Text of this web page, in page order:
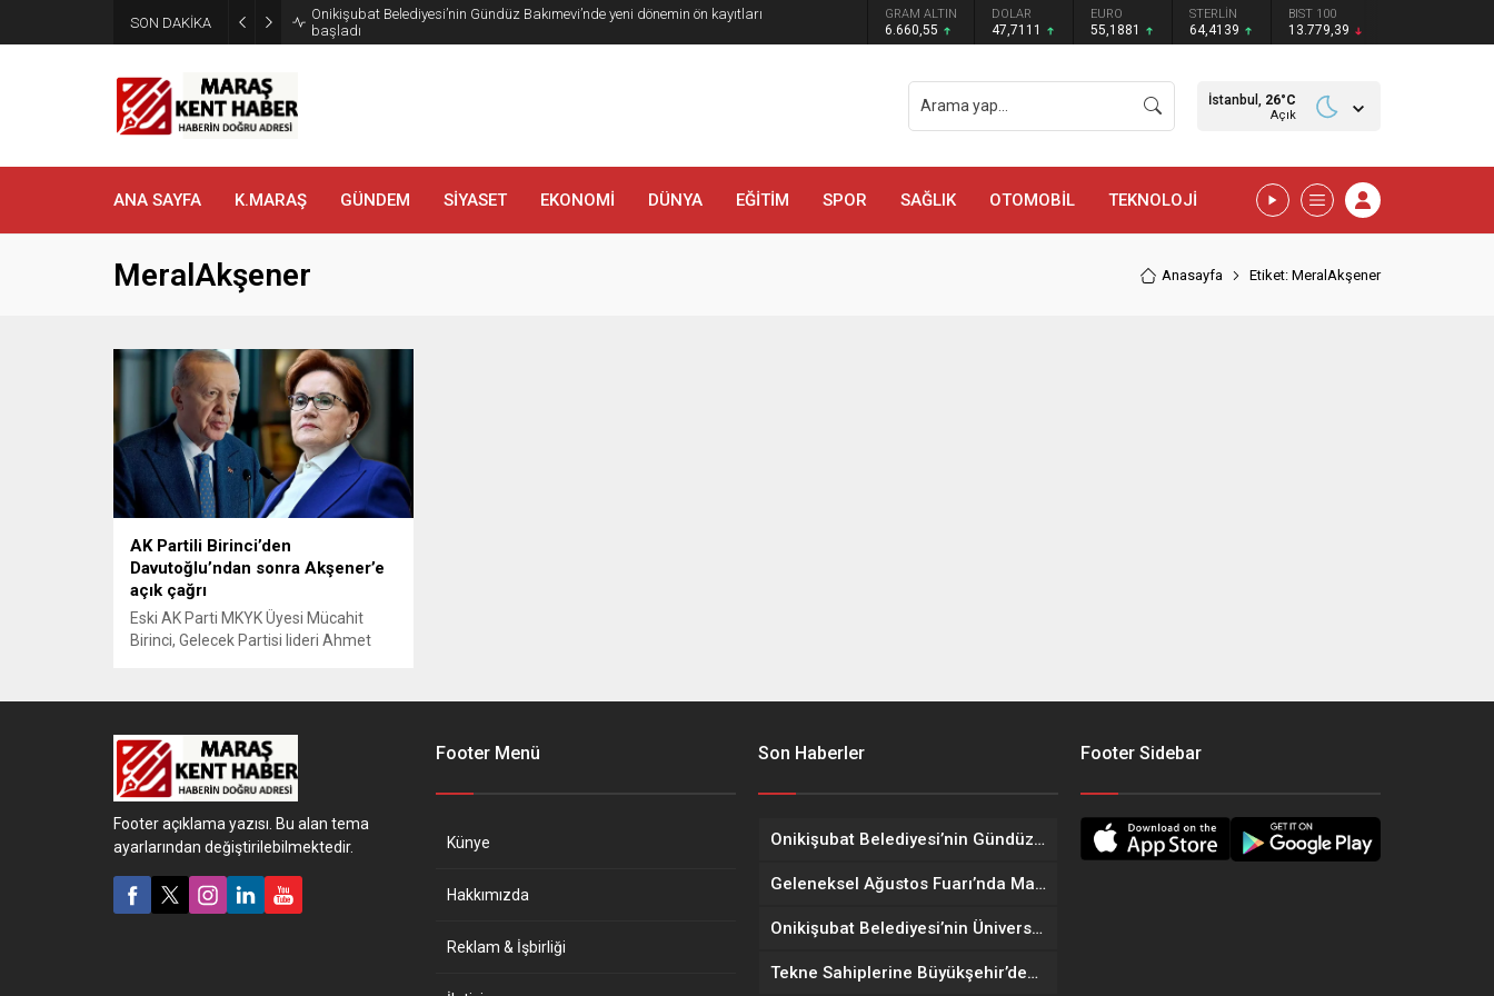
SON DAKİKA
Onikişubat Belediyesi’nin Gündüz Bakımevi’nde yeni dönemin ön kayıtları
başladı
GRAM ALTIN
6.660,55
DOLAR
47,7111
EURO
55,1881
STERLİN
64,4139
BIST 100
13.779,39
İstanbul, 26°C
Açık
ANA SAYFA K.MARAŞ GÜNDEM SİYASET EKONOMİ DÜNYA EĞİTİM SPOR SAĞLIK OTOMOBİL TEKNOLOJİ
MeralAkşener Anasayfa Etiket: MeralAkşener
AK Partili Birinci’den
Davutoğlu’ndan sonra Akşener’e
açık çağrı
Eski AK Parti MKYK Üyesi Mücahit
Birinci, Gelecek Partisi lideri Ahmet
de AK Parti'ye katılma çağrısı yaptı.
olmaz, olamaz." diyen Birinci, "Sayın
Akşener'in de, bu birliktelikte, bu
çınarın altında yer alması, gönülleri
samimi insanların beklentisidir." dedi.
Footer açıklama yazısı. Bu alan tema
ayarlarından değiştirilebilmektedir.
Footer Menü
Künye
Hakkımızda
Reklam & İşbirliği
Son Haberler
Onikişubat Belediyesi’nin Gündüz Bakımevi’nde yeni dönemin ön kayıtları başladı
Geleneksel Ağustos Fuarı’nda Madrigal Coşkusu
Onikişubat Belediyesi’nin Üniversite Hazırlık Kursu başvurularında son gün 7 Ağustos
Tekne Sahiplerine Büyükşehir’den Kritik Uyarı; Belgelerinizi Kontrol Edin!
Footer Sidebar